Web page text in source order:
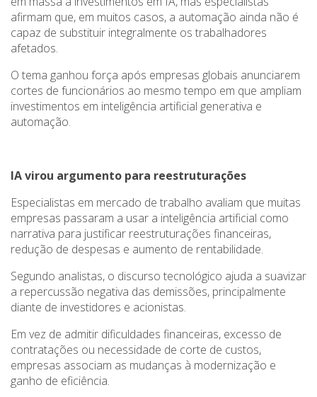
afirmam que, em muitos casos, a automação ainda não é
capaz de substituir integralmente os trabalhadores
afetados.
O tema ganhou força após empresas globais anunciarem
cortes de funcionários ao mesmo tempo em que ampliam
investimentos em inteligência artificial generativa e
automação.
IA virou argumento para reestruturações
Especialistas em mercado de trabalho avaliam que muitas
empresas passaram a usar a inteligência artificial como
narrativa para justificar reestruturações financeiras,
redução de despesas e aumento de rentabilidade.
Segundo analistas, o discurso tecnológico ajuda a suavizar
a repercussão negativa das demissões, principalmente
diante de investidores e acionistas.
Em vez de admitir dificuldades financeiras, excesso de
contratações ou necessidade de corte de custos,
empresas associam as mudanças à modernização e
ganho de eficiência.